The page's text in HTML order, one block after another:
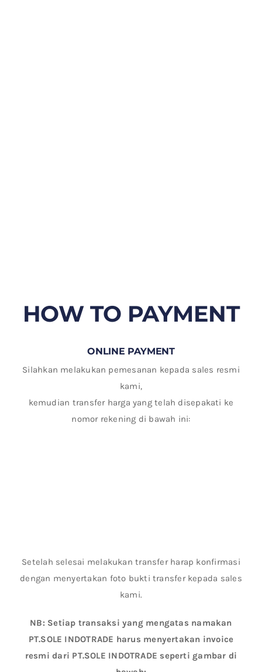
HOW TO PAYMENT
ONLINE PAYMENT
Silahkan melakukan pemesanan kepada sales resmi
kami,
kemudian transfer harga yang telah disepakati ke
nomor rekening di bawah ini:
Setelah selesai melakukan transfer harap konfirmasi
dengan menyertakan foto bukti transfer kepada sales
kami.
NB: Setiap transaksi yang mengatas namakan
PT.SOLE INDOTRADE harus menyertakan invoice
resmi dari PT.SOLE INDOTRADE seperti gambar di